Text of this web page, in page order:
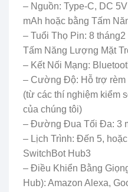
– Nguồn: Type-C, DC
mAh hoặc bằng Tấm
– Tuổi Thọ Pin: 8
Tấm Năng Lượng Mặt
– Kết Nối Mạng:
– Cường Độ: Hỗ trợ rèm
(từ các thí nghiệm kiểm
của chúng tôi)
– Đường Đua Tối Đa: 3
– Lịch Trình: Đến 5,
SwitchBot Hub3
– Điều Khiển Bằng
Hub): Amazon Alexa,